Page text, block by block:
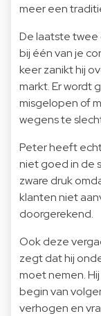
meer een
De laatste
bij één van je
keer zanikt hij
markt. Er wordt
misgelopen of
wegens te
Peter heeft
niet goed in de
zware druk
klanten niet
doorgerekend.
Ook deze
zegt dat hij
moet nemen.
begin van
verhogen en